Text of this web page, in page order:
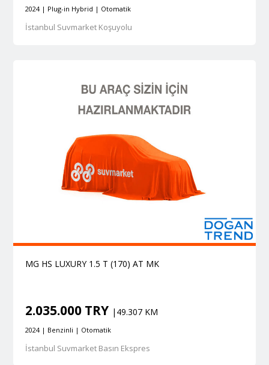
2024 | Plug-in Hybrid | Otomatik
İstanbul Suvmarket Koşuyolu
MG HS LUXURY 1.5 T (170) AT MK
2.035.000 TRY |49.307 KM
2024 | Benzinli | Otomatik
İstanbul Suvmarket Basın Ekspres